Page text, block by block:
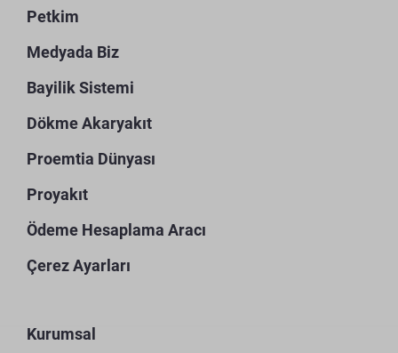
Petkim
Medyada Biz
Bayilik Sistemi
Dökme Akaryakıt
Proemtia Dünyası
Proyakıt
Ödeme Hesaplama Aracı
Çerez Ayarları
Kurumsal